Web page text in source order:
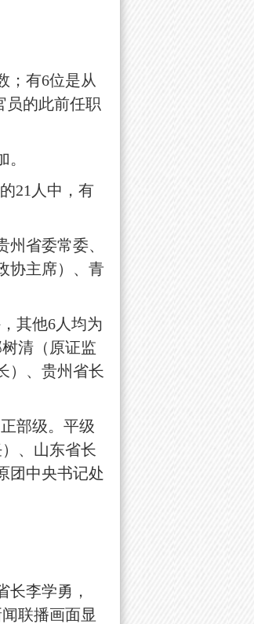
；有6位是从
员的此前任职
21人中，有
省委常委、
协主席）、青
其他6人均为
清（原证监
）、贵州省长
部级。平级
、山东省长
团中央书记处
李学勇，
联播画面显